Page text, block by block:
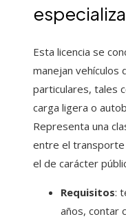
Esta licencia se
manejan vehículos
particulares, tales
carga ligera o
Representa una
entre el
el de carácter
Requisitos:
años, contar